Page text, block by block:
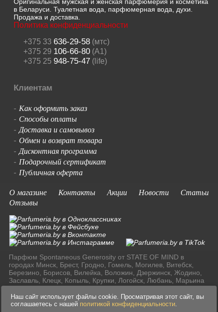
Оригинальная мужская и женская парфюмерия и косметика
в Беларуси. Туалетная вода, парфюмерная вода, духи.
Продажа и доставка.
Политика конфиденциальности
+375 33 636-29-58(мтс)
+375 29 106-66-80(A1)
+375 25 948-75-47(life)
Клиентам
- Как оформить заказ
- Способы оплаты
-Доставка и самовывоз
- Обмен и возврат товара
-Дисконтная программа
- Подарочный сертификат
- Публичная оферта
О магазине
Контакты Акции Новости
Статьи
Отзывы
Парфюм Spontaneous Generosity от STATE OF MIND в
городах Минск, Брест, Гродно, Гомель, Могилев, Витебск,
Березино, Борисов, Вилейка, Воложин, Дзержинск, Жодино,
Заславль, Клецк, Копыль, Крупки, Логойск, Любань, Марьина
Горка, Молодечно, Мядель, Несвиж, Слуцк, Смолевичи,
Солигорск, Старые Дороги, Столбцы, Узда, Фаниполь по
доступным ценам в Ресублике Беларусь.
Наш сайт использует файлы cookie. Просматривая этот сайт, вы
соглашаетесь с нашей политикой конфиденциальности.